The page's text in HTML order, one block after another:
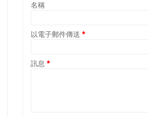
名稱
以電子郵件傳送 *
訊息 *